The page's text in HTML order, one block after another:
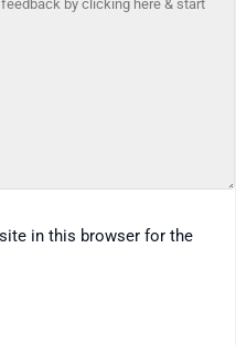
in this browser for the